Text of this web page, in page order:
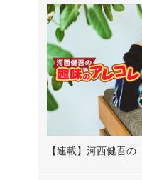
【連載】河西健吾の